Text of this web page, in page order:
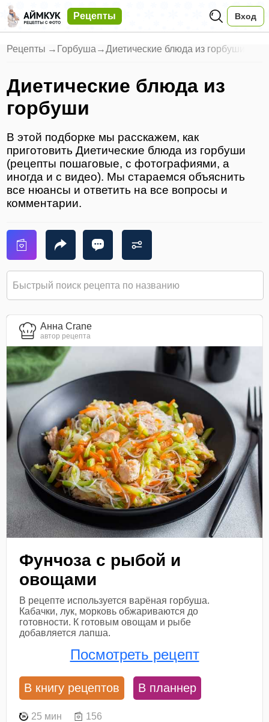
Рецепты Вход
Рецепты → Горбуша →Диетические блюда из горбуши
Диетические блюда из
горбуши
В этой подборке мы расскажем, как
приготовить Диетические блюда из горбуши
(рецепты пошаговые, с фотографиями, а
иногда и с видео). Мы стараемся объяснить
все нюансы и ответить на все вопросы и
комментарии.
Анна Crane
автор рецепта
Фунчоза с рыбой и
овощами
В рецепте используется варёная горбуша.
Кабачки, лук, морковь обжариваются до
готовности. К готовым овощам и рыбе
добавляется лапша.
Посмотреть рецепт
В книгу рецептов В планнер
25 мин 156